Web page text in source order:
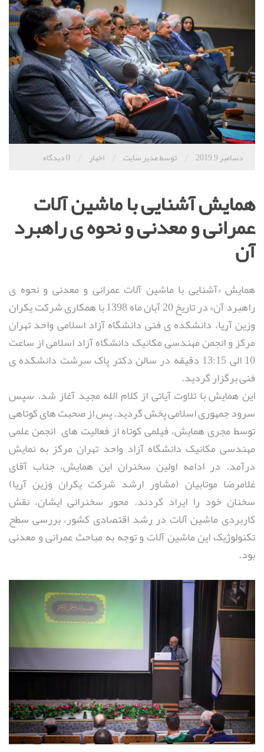
دسامبر 9, 2019 توسط مدیر سایت اخبار 0 دیدگاه
همایش آشنایی با ماشین آلات
عمرانی و معدنی و نحوه ی راهبرد
آن
همایش «آشنایی با ماشین آلات عمرانی و معدنی و نحوه ی
راهبرد آن» در تاریخ 20 آبان ماه 1398 با همکاری شرکت یکران
وزین آریا، دانشکده ی فنی دانشگاه آزاد اسلامی واحد تهران
مرکز و انجمن مهندسی مکانیک دانشگاه آزاد اسلامی از ساعت
10 الی 13:15 دقیقه در سالن دکتر پاک سرشت دانشکده ی
فنی برگزار گردید.
این همایش با تلاوت آیاتی از کلام الله مجید آغاز شد. سپس
سرود جمهوری اسلامی پخش گردید. پس از صحبت های کوتاهی
توسط مجری همایش، فیلمی کوتاه از فعالیت های انجمن علمی
مهندسی مکانیک دانشگاه آزاد واحد تهران مرکز به نمایش
درآمد. در ادامه اولین سخنران این همایش، جناب آقای
غلامرضا موتابیان (مشاور ارشد شرکت یکران وزین آریا)
سخنان خود را ایراد کردند. محور سخنرانی ایشان، نقش
کاربردی ماشین آلات در رشد اقتصادی کشور، بررسی سطح
تکنولوژیک این ماشین آلات و توجه به مباحث عمرانی و معدنی
بود.